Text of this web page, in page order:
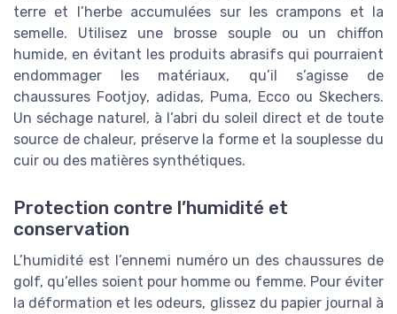
terre et l’herbe accumulées sur les crampons et la
semelle. Utilisez une brosse souple ou un chiffon
humide, en évitant les produits abrasifs qui pourraient
endommager les matériaux, qu’il s’agisse de
chaussures Footjoy, adidas, Puma, Ecco ou Skechers.
Un séchage naturel, à l’abri du soleil direct et de toute
source de chaleur, préserve la forme et la souplesse du
cuir ou des matières synthétiques.
Protection contre l’humidité et
conservation
L’humidité est l’ennemi numéro un des chaussures de
golf, qu’elles soient pour homme ou femme. Pour éviter
la déformation et les odeurs, glissez du papier journal à